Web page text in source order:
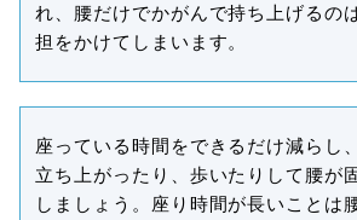
れ、腰だけでかがんで持ち上げるの
担をかけてしまいます。
座っている時間をできるだけ減らし
立ち上がったり、歩いたりして腰が
しましょう。座り時間が長いことは